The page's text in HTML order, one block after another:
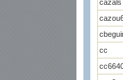
cazals
cc